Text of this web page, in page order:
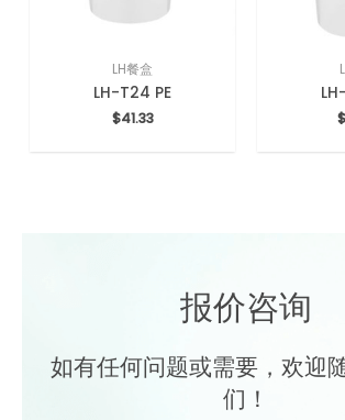
LH餐盒
LH-T24 PE
$41.33 $
报价咨询
如有任何问题或需要，欢迎
们！